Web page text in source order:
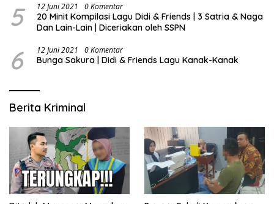
5 12 Juni 2021 0 Komentar
20 Minit Kompilasi Lagu Didi & Friends | 3 Satria & Naga
Dan Lain-Lain | Diceriakan oleh SSPN
6 12 Juni 2021 0 Komentar
Bunga Sakura | Didi & Friends Lagu Kanak-Kanak
Berita Kriminal